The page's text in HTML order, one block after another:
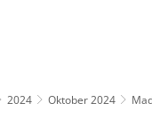
2024 Oktober 2024